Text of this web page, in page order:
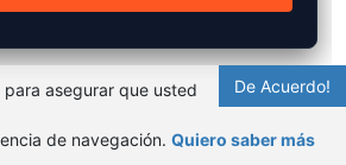
De Acuerdo!
asegurar que usted
de navegación. Quiero saber más